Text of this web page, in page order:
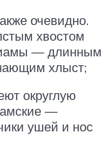
очевидно.
хвостом
— длинным
хлыст;
округлую
—
ушей и нос